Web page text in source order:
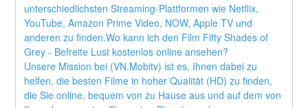
unterschiedlichsten Streaming-Plattformen wie Netflix,
YouTube, Amazon Prime Video, NOW, Apple TV und
anderen zu finden.Wo kann ich den Film Fifty Shades of
Grey - Befreite Lust kostenlos online ansehen?
Unsere Mission bei (VN.Mobitv) ist es, Ihnen dabei zu
helfen, die besten Filme in hoher Qualität (HD) zu finden,
die Sie online, bequem von zu Hause aus und auf dem von